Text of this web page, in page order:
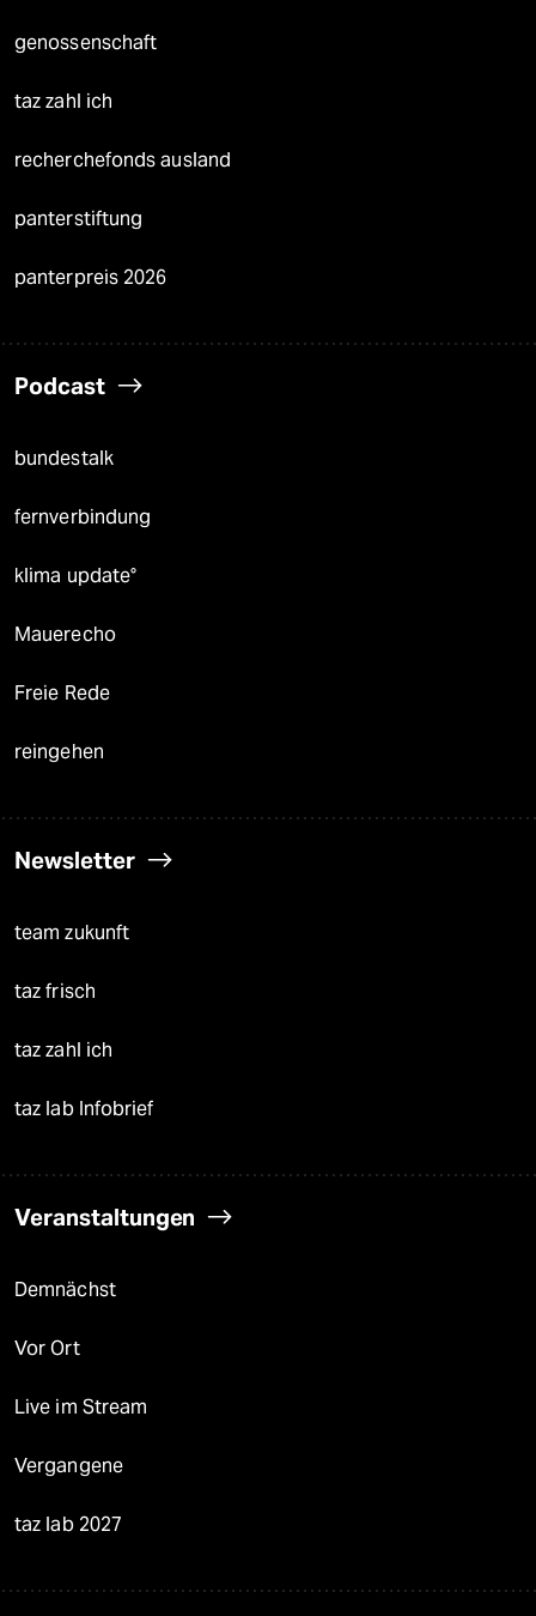
genossenschaft
taz zahl ich
recherchefonds ausland
panterstiftung
panterpreis 2026
Podcast
bundestalk
fernverbindung
klima update°
Mauerecho
Freie Rede
reingehen
Newsletter
team zukunft
taz frisch
taz zahl ich
taz lab Infobrief
Veranstaltungen
Demnächst
Vor Ort
Live im Stream
Vergangene
taz lab 2027